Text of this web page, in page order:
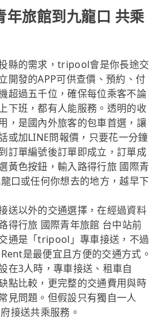
年旅館到九龍口 共乘
縣的需求，tripool會是你長途交
開發的APP可供查價、預約、付
超過五千位，確保每位乘客不論
下班，都有人能服務。透明的收
，是國內外旅客的包車首選，讓
或加LINE問報價，只要花一分鐘
訂單編號後訂單即成立，訂單成
黃色按鈕，輸入路得行旅 國際青
口或任何你想去的地方，越早下
送以外的交通選擇，在經過資料
得行旅 國際青年旅館 台中站前
通是「tripool」專車接送，不過
是最便宜且方便的交通方式。
在3人時，專車接送、租車自
點比較，更完整的交通費用與時
見問題。但假設只有獨自一人
接送共乘服務。